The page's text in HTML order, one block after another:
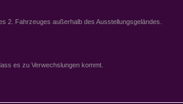
2. Fahrzeuges außerhalb des Ausstellungsgeländes.
es zu Verwechslungen kommt.